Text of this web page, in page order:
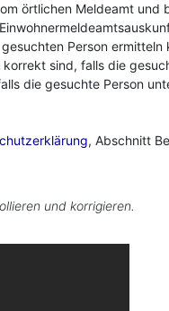
örtlichen Meldeamt und
Person ermitteln
sind, falls die
die gesuchte Person
, Abschnitt
und korrigieren.